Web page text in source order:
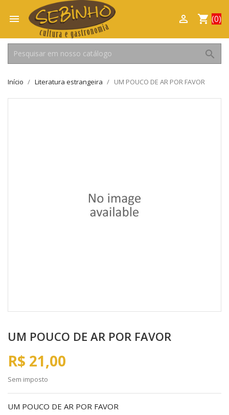
 shopping_cart (0)

search
Início Literatura estrangeira UM POUCO DE AR POR FAVOR
UM POUCO DE AR POR FAVOR
R$ 21,00
Sem imposto
UM POUCO DE AR POR FAVOR